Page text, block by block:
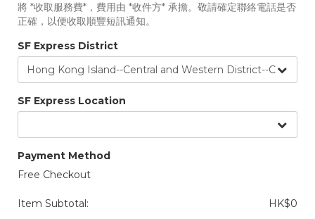
將 *收取服務費*，費用由 *收件方* 承擔。敬請確定聯絡電話是否
正確，以便收取順豐短訊通知。
SF Express District
SF Express Location
Payment Method
Free Checkout
Item Subtotal:
HK$0